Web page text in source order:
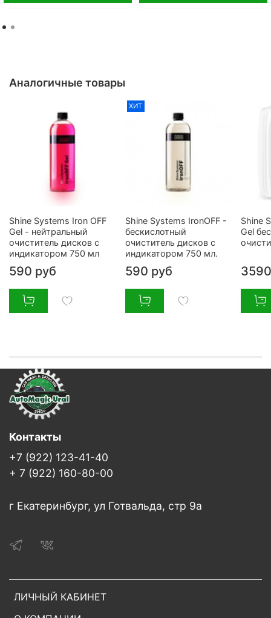
Аналогичные товары
Shine Systems Iron OFF
Gel - нейтральный
очиститель дисков с
индикатором 750 мл
590 руб
ХИТ
Shine Systems IronOFF -
бескислотный
очиститель дисков с
индикатором 750 мл.
590 руб
Shine
Gel
ЛИЧНЫЙ КАБИНЕТ
Контакты
+7 (922) 123-41-40
+ 7 (922) 160-80-00
г Екатеринбург, ул Готвальда, стр 9а